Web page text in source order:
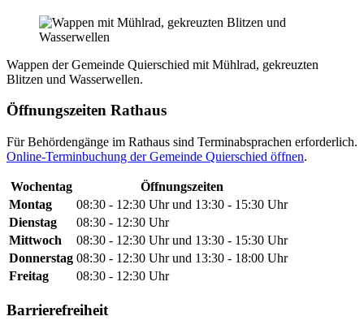
Wappen der Gemeinde Quierschied mit Mühlrad, gekreuzten
Blitzen und Wasserwellen.
Öffnungszeiten Rathaus
Für Behördengänge im Rathaus sind Terminabsprachen erforderlich.
Online-Terminbuchung der Gemeinde Quierschied öffnen.
Wochentag
Öffnungszeiten
Montag
08:30 - 12:30 Uhr und 13:30 - 15:30 Uhr
Dienstag
08:30 - 12:30 Uhr
Mittwoch
08:30 - 12:30 Uhr und 13:30 - 15:30 Uhr
Donnerstag 08:30 - 12:30 Uhr und 13:30 - 18:00 Uhr
Freitag
08:30 - 12:30 Uhr
Barrierefreiheit